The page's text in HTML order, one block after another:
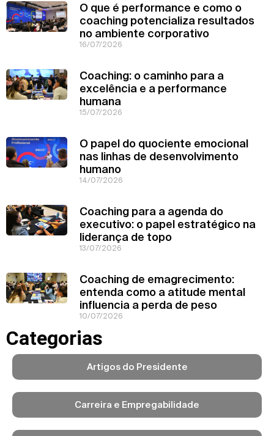
O que é performance e como o
coaching potencializa resultados
no ambiente corporativo
16/07/2026
Coaching: o caminho para a
excelência e a performance
humana
15/07/2026
O papel do quociente emocional
nas linhas de desenvolvimento
humano
14/07/2026
Coaching para a agenda do
executivo: o papel estratégico na
liderança de topo
13/07/2026
Coaching de emagrecimento:
entenda como a atitude mental
influencia a perda de peso
10/07/2026
Categorias
Artigos do Presidente
Carreira e Empregabilidade